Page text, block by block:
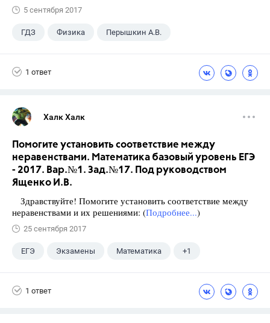
5 сентября 2017
ГДЗ Физика Перышкин А.В.
1 ответ
Халк Халк
Помогите установить соответствие между
неравенствами. Математика базовый уровень ЕГЭ
- 2017. Вар.№1. Зад.№17. Под руководством
Ященко И.В.
Здравствуйте! Помогите установить соответствие между
неравенствами и их решениями: (Подробнее...)
25 сентября 2017
ЕГЭ Экзамены Математика +1
1 ответ